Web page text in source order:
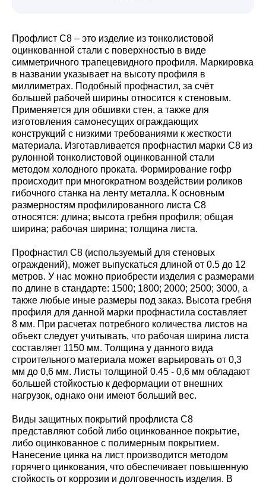
Профлист С8 – это изделие из тонколистовой
оцинкованной стали с поверхностью в виде
симметричного трапецевидного профиля. Маркировка
в названии указывает на высоту профиля в
миллиметрах. Подобный профнастил, за счёт
большей рабочей ширины относится к стеновым.
Применяется для обшивки стен, а также для
изготовления самонесущих ограждающих
конструкций с низкими требованиями к жесткости
материала. Изготавливается профнастил марки С8 из
рулонной тонколистовой оцинкованной стали
методом холодного проката. Формирование гофр
происходит при многократном воздействии роликов
гибочного станка на ленту металла. К основным
размерностям профилированного листа С8
относятся: длина; высота гребня профиля; общая
ширина; рабочая ширина; толщина листа.
Профнастил С8 (используемый для стеновых
ограждений), может выпускаться длиной от 0.5 до 12
метров. У нас можно приобрести изделия с размерами
по длине в стандарте: 1500; 1800; 2000; 2500; 3000, а
также любые иные размеры под заказ. Высота гребня
профиля для данной марки профнастила составляет
8 мм. При расчетах потребного количества листов на
объект следует учитывать, что рабочая ширина листа
составляет 1150 мм. Толщина у данного вида
строительного материала может варьировать от 0,3
мм до 0,6 мм. Листы толщиной 0.45 - 0,6 мм обладают
большей стойкостью к деформации от внешних
нагрузок, однако они имеют больший вес.
Виды защитных покрытий профлиста С8
представляют собой либо оцинкованное покрытие,
либо оцинкованное с полимерным покрытием.
Нанесение цинка на лист производится методом
горячего цинкования, что обеспечивает повышенную
стойкость от коррозии и долговечность изделия. В